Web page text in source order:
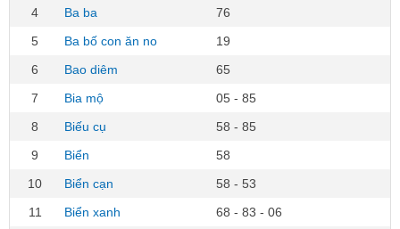
4
Ba ba
76
5
Ba bố con ăn no
19
6
Bao diêm
65
7
Bia mộ
05 - 85
8
Biếu cụ
58 - 85
9
Biển
58
10
Biển cạn
58 - 53
11
Biển xanh
68 - 83 - 06